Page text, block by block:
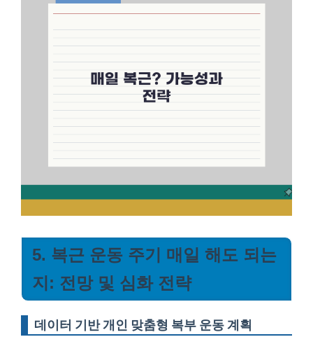
5. 복근 운동 주기 매일 해도 되는
지: 전망 및 심화 전략
데이터 기반 개인 맞춤형 복부 운동 계획